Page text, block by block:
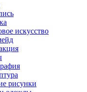
искусство
рисунки